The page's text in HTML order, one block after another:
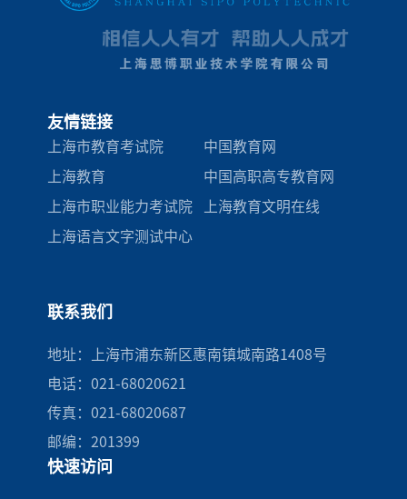
友情链接
上海市教育考试院 中国教育网
上海教育 中国高职高专教育网
上海市职业能力考试院 上海教育文明在线
上海语言文字测试中心
联系我们
地址：上海市浦东新区惠南镇城南路1408号
电话：021-68020621
传真：021-68020687
邮编：201399
快速访问